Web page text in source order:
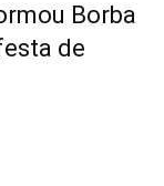
Borba
de